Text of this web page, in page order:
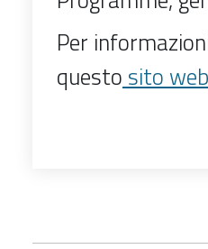
Per
questo sito